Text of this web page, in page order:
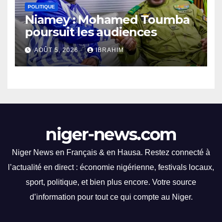
POLITIQUE
Niamey : Mohamed Toumba
poursuit les audiences
AOÛT 5, 2026 IBRAHIM
niger-news.com
Niger News en Français & en Hausa. Restez connecté à
l’actualité en direct : économie nigérienne, festivals locaux,
sport, politique, et bien plus encore. Votre source
d’information pour tout ce qui compte au Niger.